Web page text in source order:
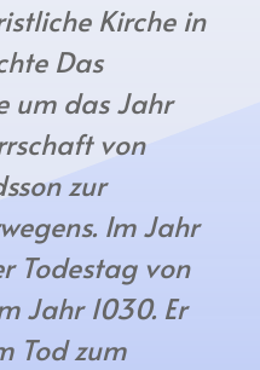
Kirche in
Das
um das Jahr
von
zur
Im Jahr
Todestag von
Jahr 1030. Er
Tod zum